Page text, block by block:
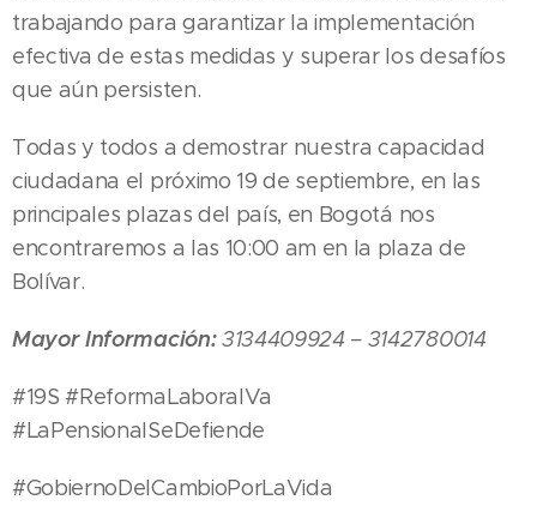
trabajando para garantizar la implementación
efectiva de estas medidas y superar los desafíos
que aún persisten.
Todas y todos a demostrar nuestra capacidad
ciudadana el próximo 19 de septiembre, en las
principales plazas del país, en Bogotá nos
encontraremos a las 10:00 am en la plaza de
Bolívar.
Mayor Información:3134409924 – 3142780014
#19S #ReformaLaboralVa
#LaPensionalSeDefiende
#GobiernoDelCambioPorLaVida